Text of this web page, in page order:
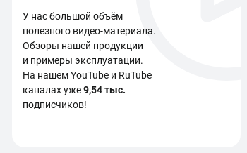
У нас большой объём
полезного видео-материала.
Обзоры нашей продукции
и примеры эксплуатации.
На нашем YouTube и RuTube
каналах уже9,54 тыс.
подписчиков!